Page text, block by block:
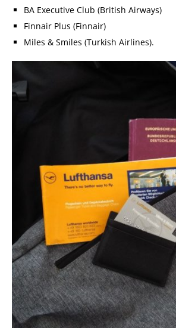
BA Executive Club (British Airways)
Finnair Plus (Finnair)
Miles & Smiles (Turkish Airlines).